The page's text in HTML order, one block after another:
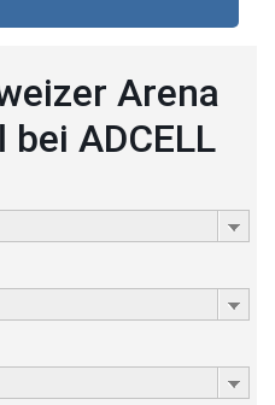
Arena
ADCELL